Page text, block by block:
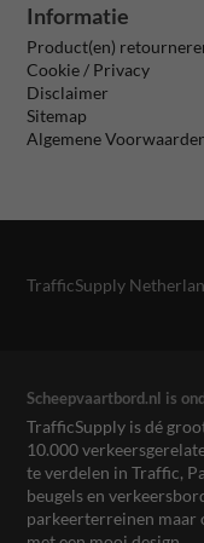
Informatie
Product(en)
Cookie / Privacy
Disclaimer
Sitemap
Algemene
TrafficSupply
Scheepvaartbord.nl is
TrafficSupply is dé
10.000
te verdelen in Traffic,
beugels en
parkeerterreinen maar